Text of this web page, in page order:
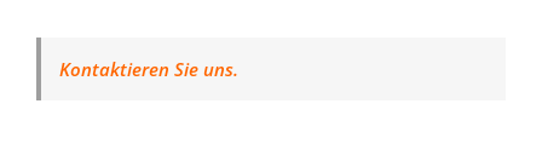
Kontaktieren Sie uns.